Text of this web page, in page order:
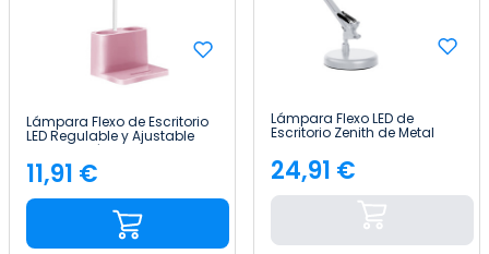
Lámpara Flexo de Escritorio
LED Regulable y Ajustable
con Portalápices 36.5cm
7house
Precio
11,91 €
Lámpara Flexo LED de
Escritorio Zenith de Metal
Precio
24,91 €